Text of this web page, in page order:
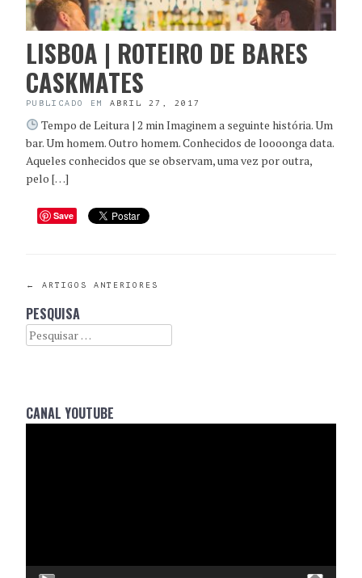
LISBOA | ROTEIRO DE BARES
CASKMATES
PUBLICADO EM ABRIL 27, 2017
Tempo de Leitura | 2 min Imaginem a seguinte história. Um
bar. Um homem. Outro homem. Conhecidos de loooonga data.
Aqueles conhecidos que se observam, uma vez por outra,
pelo […]
Save
POST
NAVIGATION
← ARTIGOS ANTERIORES
PESQUISA
Search
CANAL YOUTUBE